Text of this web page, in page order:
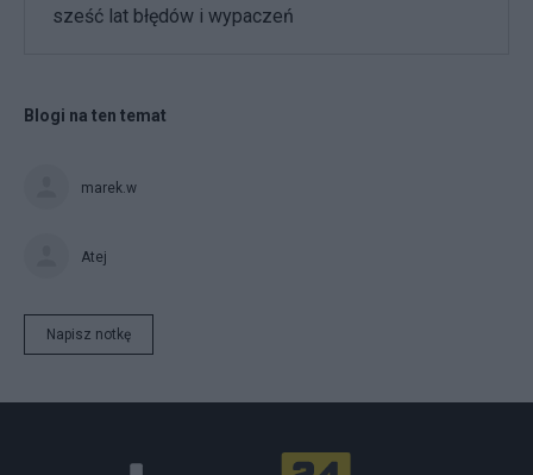
sześć lat błędów i wypaczeń
Blogi na ten temat
marek.w
Atej
Napisz notkę